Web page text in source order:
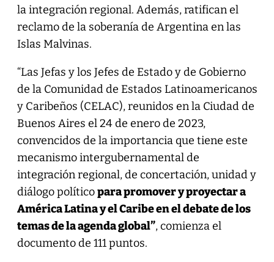
la integración regional. Además, ratifican el
reclamo de la soberanía de Argentina en las
Islas Malvinas.
“Las Jefas y los Jefes de Estado y de Gobierno
de la Comunidad de Estados Latinoamericanos
y Caribeños (CELAC), reunidos en la Ciudad de
Buenos Aires el 24 de enero de 2023,
convencidos de la importancia que tiene este
mecanismo intergubernamental de
integración regional, de concertación, unidad y
diálogo políticopara promover y proyectar a
América Latina y el Caribe en el debate de los
temas de la agenda global”, comienza el
documento de 111 puntos.